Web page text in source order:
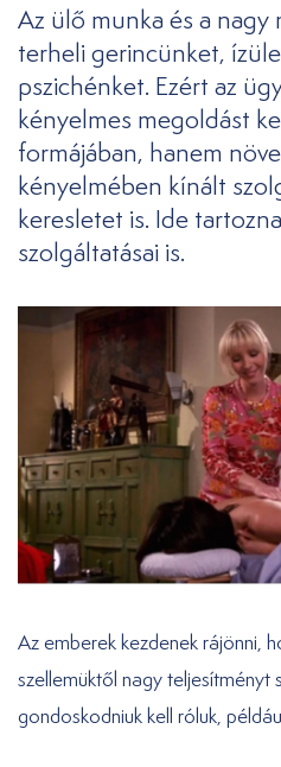
Az ülő munka és a nagy
terheli gerincünket,
pszichénket. Ezért az
kényelmes megoldást
formájában, hanem
kényelmében kínált
keresletet is. Ide
szolgáltatásai is.
Az emberek kezdenek rájönni,
szellemüktől nagy teljesítményt
gondoskodniuk kell róluk,